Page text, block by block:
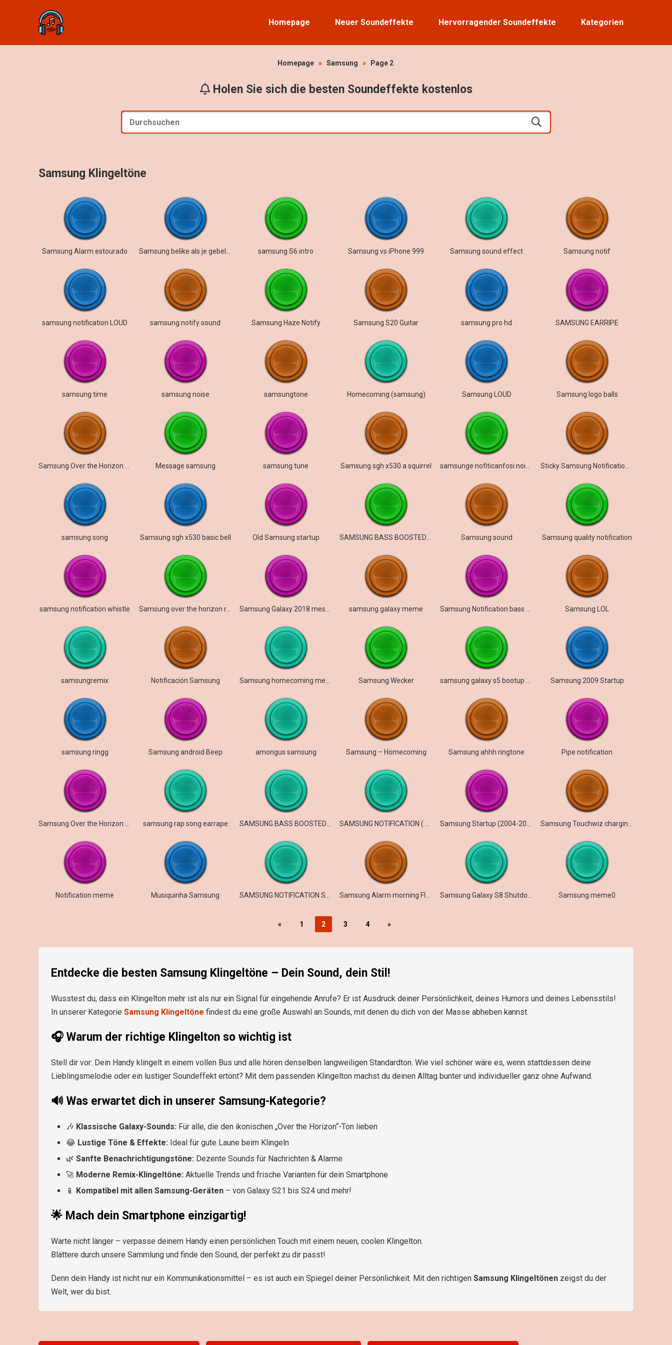
Homepage Neuer Soundeffekte Hervorragender Soundeffekte Kategorien
Homepage » Samsung » Page 2
Holen Sie sich die besten Soundeffekte kostenlos
Samsung Klingeltöne
Samsung Alarm estourado samsung S6 intro Samsung vs iPhone 999 Samsung sound effect Samsung notif
samsung notification LOUD samsung notify sound Samsung Haze Notify Samsung S20 Guitar samsung pro hd SAMSUNG EARRIPE
samsung time samsung noise samsungtone Homecoming (samsung) Samsung LOUD Samsung logo balls
Message samsung samsung tune Samsung sgh x530 a squirrel
samsung song Samsung sgh x530 basic bell Old Samsung startup Samsung sound Samsung quality notification
samsung notification whistle Samsung over the horizon remix samsung galaxy meme Samsung LOL
samsungremix Notificación Samsung Samsung Wecker Samsung 2009 Startup
samsung ringg Samsung android Beep amongus samsung Samsung – Homecoming Samsung ahhh ringtone Pipe notification
samsung rap song earrape
Notification meme Musiquinha Samsung Samsung meme0
« 1 2 3 4 »
Entdecke die besten Samsung Klingeltöne – Dein Sound, dein Stil!
Wusstest du, dass ein Klingelton mehr ist als nur ein Signal für eingehende Anrufe? Er ist Ausdruck deiner Persönlichkeit, deines Humors und deines Lebensstils!
In unserer Kategorie Samsung Klingeltöne findest du eine große Auswahl an Sounds, mit denen du dich von der Masse abheben kannst.
🎧 Warum der richtige Klingelton so wichtig ist
Stell dir vor: Dein Handy klingelt in einem vollen Bus und alle hören denselben langweiligen Standardton. Wie viel schöner wäre es, wenn stattdessen deine
Lieblingsmelodie oder ein lustiger Soundeffekt ertönt? Mit dem passenden Klingelton machst du deinen Alltag bunter und individueller ganz ohne Aufwand.
🔊 Was erwartet dich in unserer Samsung-Kategorie?
🎶 Klassische Galaxy-Sounds: Für alle, die den ikonischen „Over the Horizon“-Ton lieben
😂 Lustige Töne & Effekte: Ideal für gute Laune beim Klingeln
🌿 Sanfte Benachrichtigungstöne: Dezente Sounds für Nachrichten & Alarme
🚀 Moderne Remix-Klingeltöne: Aktuelle Trends und frische Varianten für dein Smartphone
📱 Kompatibel mit allen Samsung-Geräten – von Galaxy S21 bis S24 und mehr!
🌟 Mach dein Smartphone einzigartig!
Warte nicht länger – verpasse deinem Handy einen persönlichen Touch mit einem neuen, coolen Klingelton.
Blättere durch unsere Sammlung und finde den Sound, der perfekt zu dir passt!
Denn dein Handy ist nicht nur ein Kommunikationsmittel – es ist auch ein Spiegel deiner Persönlichkeit. Mit den richtigen Samsung Klingeltönen zeigst du der
Welt, wer du bist.